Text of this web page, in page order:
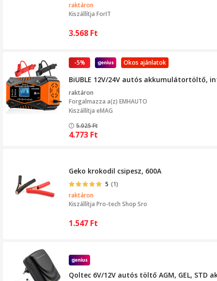
raktáron
Kiszállítja ForIT
3.568 Ft
Okos ajánlatok
-5%
BiUBLE 12V/24V autós akkumulátortöltő,
raktáron
Forgalmazza a(z) EMHAUTO
Kiszállítja eMAG
5.025Ft
4.773 Ft
Geko krokodil csipesz, 600A
5 (1)
raktáron
Kiszállítja Pro-tech Shop Sro
1.547 Ft
Qoltec 6V/12V autós töltő AGM, GEL,